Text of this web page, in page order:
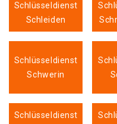
Schlüsseldienst
Schleiden
Schlüsseldienst
Schwerin
Schlüsseldienst